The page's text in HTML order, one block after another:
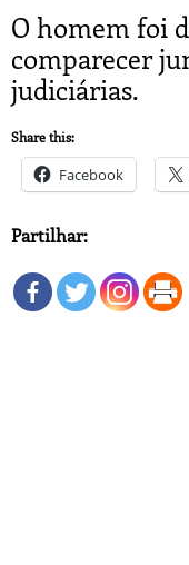
O homem foi
comparecer
judiciárias.
Share this:
Facebook
Partilhar: